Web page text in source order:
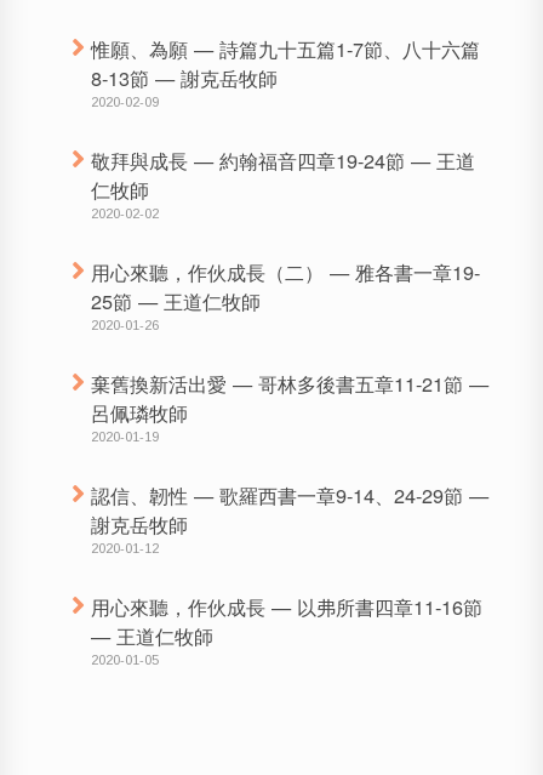
惟願、為願 — 詩篇九十五篇1-7節、八十六篇
8-13節 — 謝克岳牧師
2020-02-09
敬拜與成長 — 約翰福音四章19-24節 — 王道
仁牧師
2020-02-02
用心來聽，作伙成長（二） — 雅各書一章19-
25節 — 王道仁牧師
2020-01-26
棄舊換新活出愛 — 哥林多後書五章11-21節 —
呂佩璘牧師
2020-01-19
認信、韌性 — 歌羅西書一章9-14、24-29節 —
謝克岳牧師
2020-01-12
用心來聽，作伙成長 — 以弗所書四章11-16節
— 王道仁牧師
2020-01-05